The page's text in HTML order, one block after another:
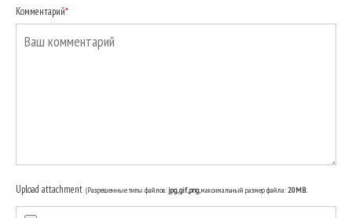
Комментарий*
Upload attachment (Разрешенные типы файлов:jpg, gif, png, максимальный размер файла:20MB.